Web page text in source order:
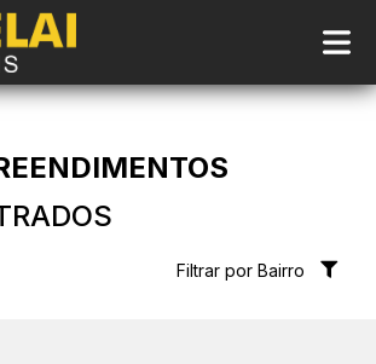
Filtrar por Bairro